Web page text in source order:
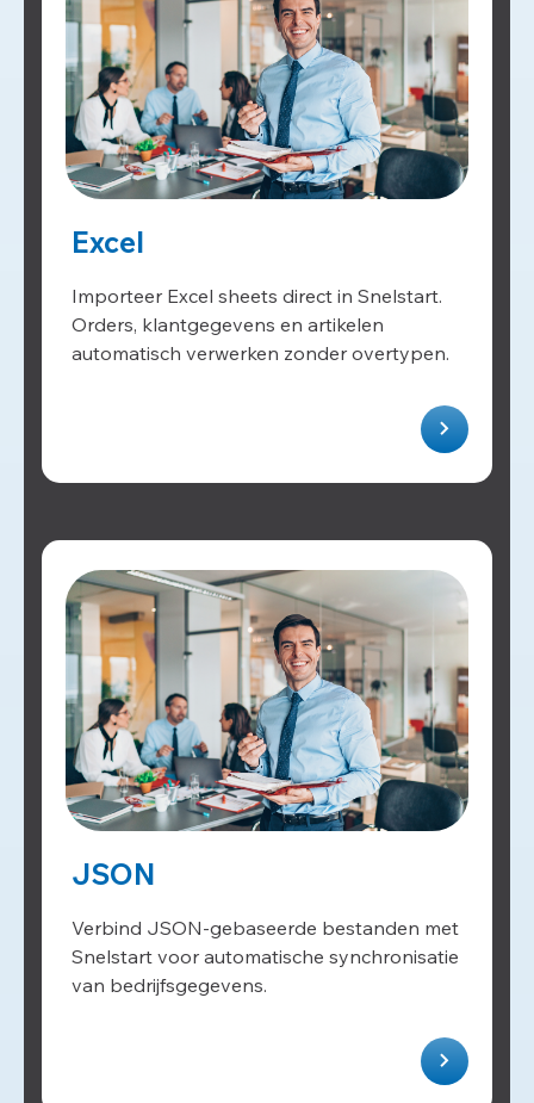
Excel
Importeer Excel sheets direct in Snelstart.
Orders, klantgegevens en artikelen
automatisch verwerken zonder overtypen.
JSON
Verbind JSON-gebaseerde bestanden met
Snelstart voor automatische synchronisatie
van bedrijfsgegevens.